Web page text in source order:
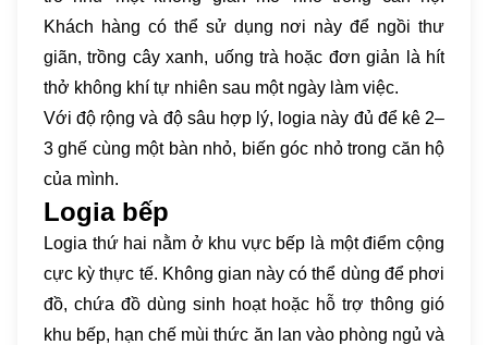
Khách hàng có thể sử dụng nơi này để ngồi thư
giãn, trồng cây xanh, uống trà hoặc đơn giản là hít
thở không khí tự nhiên sau một ngày làm việc.
Với độ rộng và độ sâu hợp lý, logia này đủ để kê 2–
3 ghế cùng một bàn nhỏ, biến góc nhỏ trong căn hộ
của mình.
Logia bếp
Logia thứ hai nằm ở khu vực bếp là một điểm cộng
cực kỳ thực tế. Không gian này có thể dùng để phơi
đồ, chứa đồ dùng sinh hoạt hoặc hỗ trợ thông gió
khu bếp, hạn chế mùi thức ăn lan vào phòng ngủ và